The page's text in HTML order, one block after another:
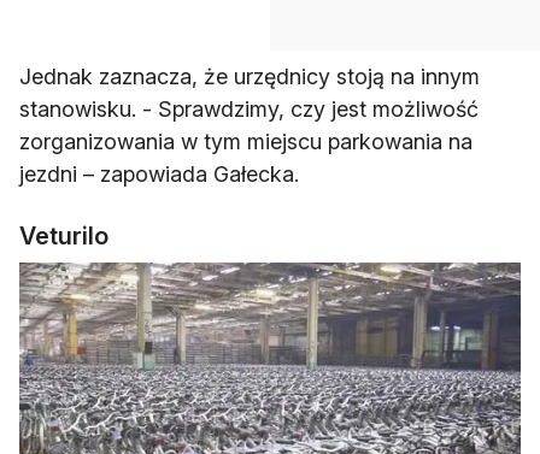
Jednak zaznacza, że urzędnicy stoją na innym
stanowisku. - Sprawdzimy, czy jest możliwość
zorganizowania w tym miejscu parkowania na
jezdni – zapowiada Gałecka.
Veturilo